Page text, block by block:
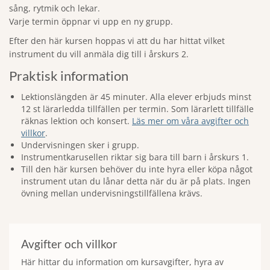
sång, rytmik och lekar.
Varje termin öppnar vi upp en ny grupp.
Efter den här kursen hoppas vi att du har hittat vilket
instrument du vill anmäla dig till i årskurs 2.
Praktisk information
Lektionslängden är 45 minuter. Alla elever erbjuds minst
12 st lärarledda tillfällen per termin. Som lärarlett tillfälle
räknas lektion och konsert. Läs mer om våra avgifter och
villkor.
Undervisningen sker i grupp.
Instrumentkarusellen riktar sig bara till barn i årskurs 1.
Till den här kursen behöver du inte hyra eller köpa något
instrument utan du lånar detta när du är på plats. Ingen
övning mellan undervisningstillfällena krävs.
Avgifter och villkor
Här hittar du information om kursavgifter, hyra av